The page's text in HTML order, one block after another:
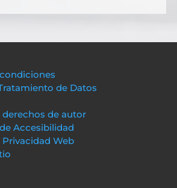
de Datos
derechos de autor
Accesibilidad
Privacidad Web